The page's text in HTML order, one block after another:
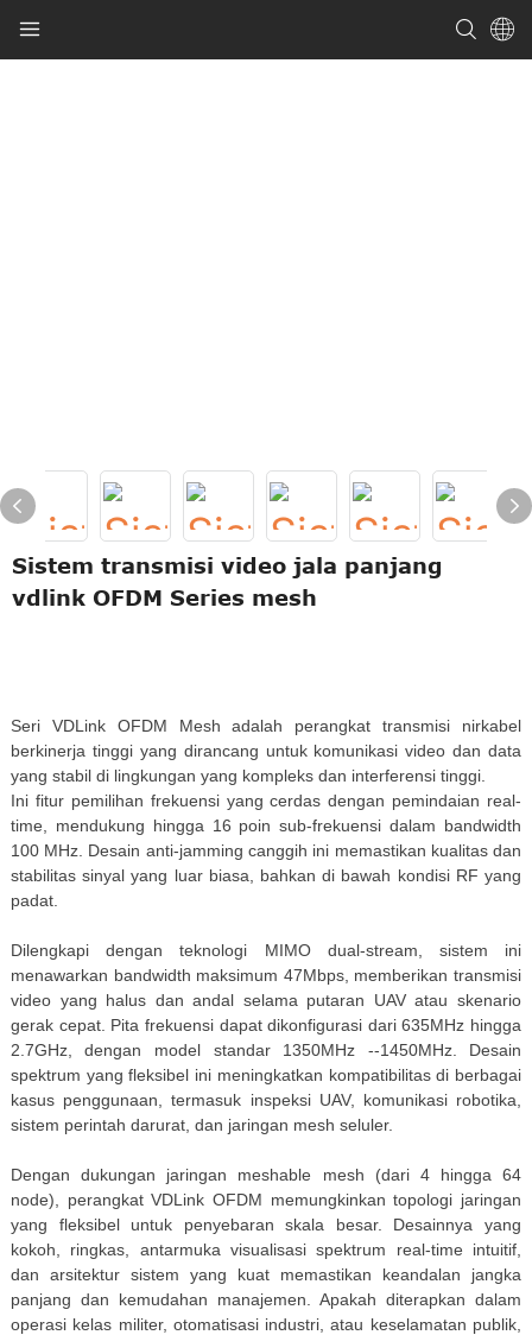
Sistem transmisi video jala panjang
vdlink OFDM Series mesh
Seri VDLink OFDM Mesh adalah perangkat transmisi nirkabel
berkinerja tinggi yang dirancang untuk komunikasi video dan data
yang stabil di lingkungan yang kompleks dan interferensi tinggi.
Ini fitur pemilihan frekuensi yang cerdas dengan pemindaian real-
time, mendukung hingga 16 poin sub-frekuensi dalam bandwidth
100 MHz. Desain anti-jamming canggih ini memastikan kualitas dan
stabilitas sinyal yang luar biasa, bahkan di bawah kondisi RF yang
padat.
Dilengkapi dengan teknologi MIMO dual-stream, sistem ini
menawarkan bandwidth maksimum 47Mbps, memberikan transmisi
video yang halus dan andal selama putaran UAV atau skenario
gerak cepat. Pita frekuensi dapat dikonfigurasi dari 635MHz hingga
2.7GHz, dengan model standar 1350MHz --1450MHz. Desain
spektrum yang fleksibel ini meningkatkan kompatibilitas di berbagai
kasus penggunaan, termasuk inspeksi UAV, komunikasi robotika,
sistem perintah darurat, dan jaringan mesh seluler.
Dengan dukungan jaringan meshable mesh (dari 4 hingga 64
node), perangkat VDLink OFDM memungkinkan topologi jaringan
yang fleksibel untuk penyebaran skala besar. Desainnya yang
kokoh, ringkas, antarmuka visualisasi spektrum real-time intuitif,
dan arsitektur sistem yang kuat memastikan keandalan jangka
panjang dan kemudahan manajemen. Apakah diterapkan dalam
operasi kelas militer, otomatisasi industri, atau keselamatan publik,